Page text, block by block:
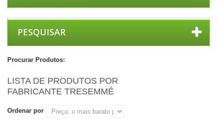
PESQUISAR
Procurar Produtos:
LISTA DE PRODUTOS POR
FABRICANTE TRESEMMÉ
Ordenar por